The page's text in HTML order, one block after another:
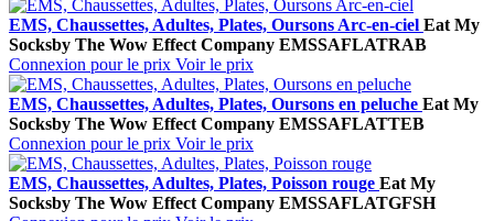
EMS, Chaussettes, Adultes, Plates, Oursons Arc‑en‑ciel Eat My
Socksby The Wow Effect Company EMSSAFLATRAB
Connexion pour le prix Voir le prix
EMS, Chaussettes, Adultes, Plates, Oursons en peluche Eat My
Socksby The Wow Effect Company EMSSAFLATTEB
Connexion pour le prix Voir le prix
EMS, Chaussettes, Adultes, Plates, Poisson rouge Eat My
Socksby The Wow Effect Company EMSSAFLATGFSH